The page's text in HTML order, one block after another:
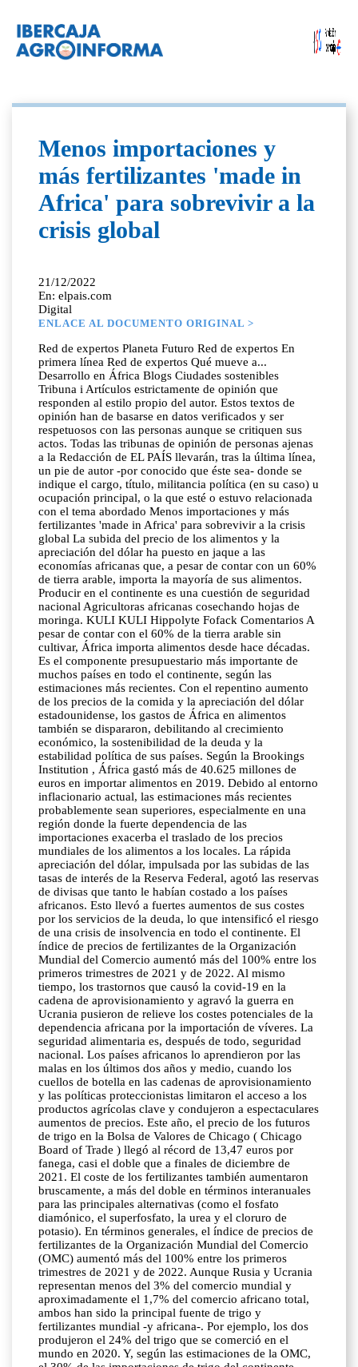
Menos importaciones y
más fertilizantes 'made in
Africa' para sobrevivir a la
crisis global
21/12/2022
En: elpais.com
Digital
ENLACE AL DOCUMENTO ORIGINAL >
Red de expertos Planeta Futuro Red de expertos En
primera línea Red de expertos Qué mueve a...
Desarrollo en África Blogs Ciudades sostenibles
Tribuna i Artículos estrictamente de opinión que
responden al estilo propio del autor. Estos textos de
opinión han de basarse en datos verificados y ser
respetuosos con las personas aunque se critiquen sus
actos. Todas las tribunas de opinión de personas ajenas
a la Redacción de EL PAÍS llevarán, tras la última línea,
un pie de autor -por conocido que éste sea- donde se
indique el cargo, título, militancia política (en su caso) u
ocupación principal, o la que esté o estuvo relacionada
con el tema abordado Menos importaciones y más
fertilizantes 'made in Africa' para sobrevivir a la crisis
global La subida del precio de los alimentos y la
apreciación del dólar ha puesto en jaque a las
economías africanas que, a pesar de contar con un 60%
de tierra arable, importa la mayoría de sus alimentos.
Producir en el continente es una cuestión de seguridad
nacional Agricultoras africanas cosechando hojas de
moringa. KULI KULI Hippolyte Fofack Comentarios A
pesar de contar con el 60% de la tierra arable sin
cultivar, África importa alimentos desde hace décadas.
Es el componente presupuestario más importante de
muchos países en todo el continente, según las
estimaciones más recientes. Con el repentino aumento
de los precios de la comida y la apreciación del dólar
estadounidense, los gastos de África en alimentos
también se dispararon, debilitando al crecimiento
económico, la sostenibilidad de la deuda y la
estabilidad política de sus países. Según la Brookings
Institution , África gastó más de 40.625 millones de
euros en importar alimentos en 2019. Debido al entorno
inflacionario actual, las estimaciones más recientes
probablemente sean superiores, especialmente en una
región donde la fuerte dependencia de las
importaciones exacerba el traslado de los precios
mundiales de los alimentos a los locales. La rápida
apreciación del dólar, impulsada por las subidas de las
tasas de interés de la Reserva Federal, agotó las reservas
de divisas que tanto le habían costado a los países
africanos. Esto llevó a fuertes aumentos de sus costes
por los servicios de la deuda, lo que intensificó el riesgo
de una crisis de insolvencia en todo el continente. El
índice de precios de fertilizantes de la Organización
Mundial del Comercio aumentó más del 100% entre los
primeros trimestres de 2021 y de 2022. Al mismo
tiempo, los trastornos que causó la covid-19 en la
cadena de aprovisionamiento y agravó la guerra en
Ucrania pusieron de relieve los costes potenciales de la
dependencia africana por la importación de víveres. La
seguridad alimentaria es, después de todo, seguridad
nacional. Los países africanos lo aprendieron por las
malas en los últimos dos años y medio, cuando los
cuellos de botella en las cadenas de aprovisionamiento
y las políticas proteccionistas limitaron el acceso a los
productos agrícolas clave y condujeron a espectaculares
aumentos de precios. Este año, el precio de los futuros
de trigo en la Bolsa de Valores de Chicago ( Chicago
Board of Trade ) llegó al récord de 13,47 euros por
fanega, casi el doble que a finales de diciembre de
2021. El coste de los fertilizantes también aumentaron
bruscamente, a más del doble en términos interanuales
para las principales alternativas (como el fosfato
diamónico, el superfosfato, la urea y el cloruro de
potasio). En términos generales, el índice de precios de
fertilizantes de la Organización Mundial del Comercio
(OMC) aumentó más del 100% entre los primeros
trimestres de 2021 y de 2022. Aunque Rusia y Ucrania
representan menos del 3% del comercio mundial y
aproximadamente el 1,7% del comercio africano total,
ambos han sido la principal fuente de trigo y
fertilizantes mundial -y africana-. Por ejemplo, los dos
produjeron el 24% del trigo que se comerció en el
mundo en 2020. Y, según las estimaciones de la OMC,